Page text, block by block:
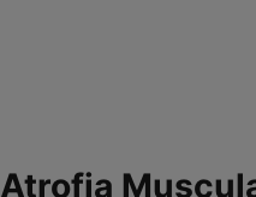
Atrofia